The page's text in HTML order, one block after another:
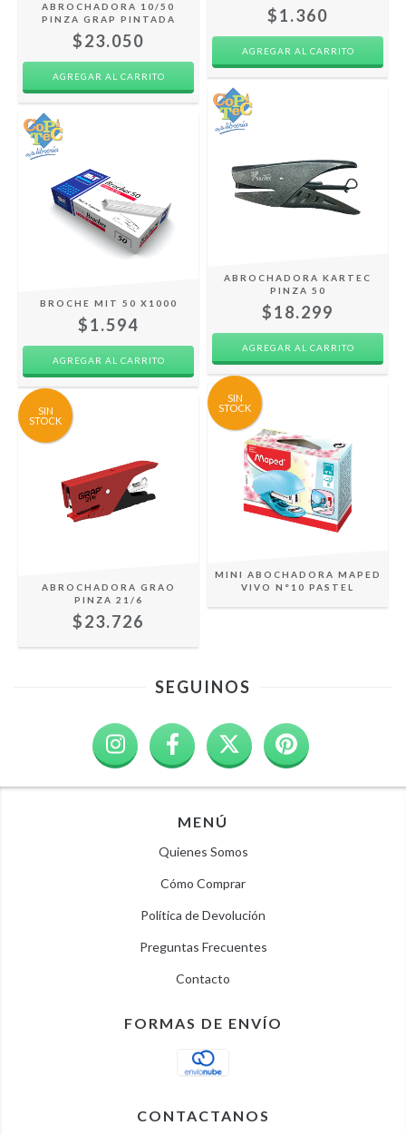
ABROCHADORA 10/50
PINZA GRAP PINTADA
$23.050
$1.360
BROCHE MIT 50 X1000
$1.594
ABROCHADORA KARTEC
PINZA 50
$18.299
SIN
STOCK
ABROCHADORA GRAO
PINZA 21/6
$23.726
SIN
STOCK
MINI ABOCHADORA MAPED
VIVO N°10 PASTEL
SEGUINOS
MENÚ
Quienes Somos
Cómo Comprar
Política de Devolución
Preguntas Frecuentes
Contacto
FORMAS DE ENVÍO
CONTACTANOS